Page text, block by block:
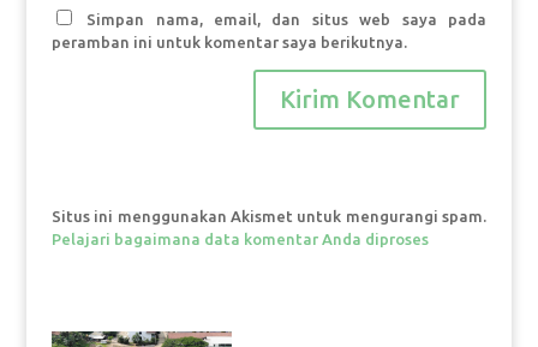
Simpan nama, email, dan situs web saya pada
peramban ini untuk komentar saya berikutnya.
Situs ini menggunakan Akismet untuk mengurangi spam.
Pelajari bagaimana data komentar Anda diproses